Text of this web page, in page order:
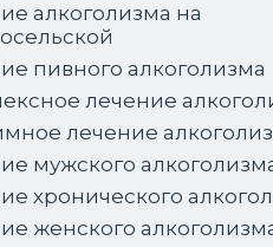
алкоголизма на
пивного алкоголизма
лечение
лечение
мужского
хронического
женского